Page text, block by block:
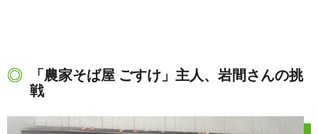
「農家そば屋 ごすけ」主人、岩間さんの挑
戦